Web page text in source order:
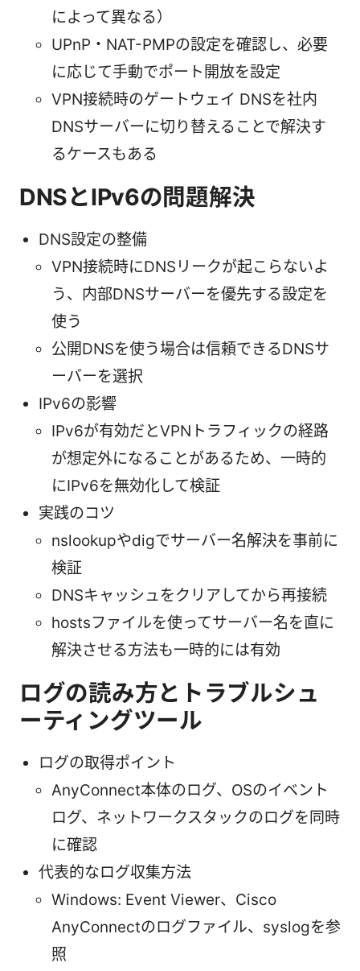
によって異なる）
UPnP・NAT-PMPの設定を確認し、必要
に応じて手動でポート開放を設定
VPN接続時のゲートウェイ DNSを社内
DNSサーバーに切り替えることで解決す
るケースもある
DNSとIPv6の問題解決
DNS設定の整備
VPN接続時にDNSリークが起こらないよ
う、内部DNSサーバーを優先する設定を
使う
公開DNSを使う場合は信頼できるDNSサ
ーバーを選択
IPv6の影響
IPv6が有効だとVPNトラフィックの経路
が想定外になることがあるため、一時的
にIPv6を無効化して検証
実践のコツ
nslookupやdigでサーバー名解決を事前に
検証
DNSキャッシュをクリアしてから再接続
hostsファイルを使ってサーバー名を直に
解決させる方法も一時的には有効
ログの読み方とトラブルシュ
ーティングツール
ログの取得ポイント
AnyConnect本体のログ、OSのイベント
ログ、ネットワークスタックのログを同時
に確認
代表的なログ収集方法
Windows: Event Viewer、Cisco
AnyConnectのログファイル、syslogを参
照